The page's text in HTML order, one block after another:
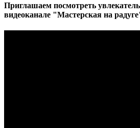
Приглашаем посмотреть
видеоканале "Мастерская на